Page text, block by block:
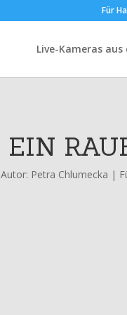
Für
Live-Kameras
EIN
Autor: Petra Chlumecka |